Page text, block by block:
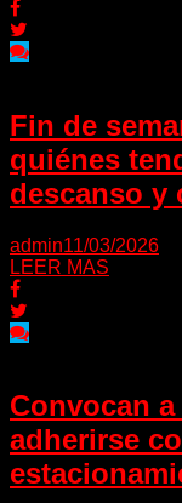
Fin de
quiénes
descanso y
admin11/03/2026
LEER MAS
Convocan
adherirse